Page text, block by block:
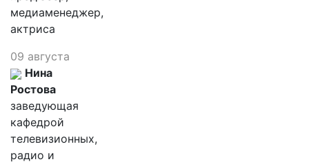
медиаменеджер,
актриса
09 августа
Нина
Ростова
заведующая
кафедрой
телевизионных,
радио и